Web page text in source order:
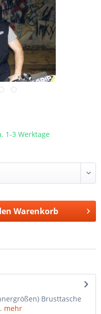
1-3 Werktage
Warenkorb
Brusttasche
mehr